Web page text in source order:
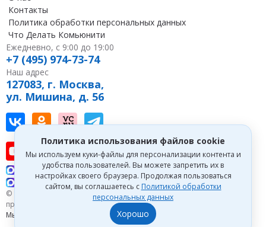
Политика использования файлов cookie
Мы используем куки-файлы для персонализации контента и
удобства пользователей. Вы можете запретить их в
настройках своего браузера. Продолжая пользоваться
сайтом, вы соглашаетесь с Политикой обработки
персональных данных
Хорошо
Контакты
Политика обработки персональных данных
Что Делать Комьюнити
Ежедневно, с 9:00 до 19:00
+7 (495) 974-73-74
Наш адрес
127083, г. Москва,
ул. Мишина, д. 56
Наш канал в Вконтакте
Наш канал на youtube
Наша группа в однокласниках
Наш канал в tenchat
Наш канал на vc
Наш профиль на дзен
Наш канал в Telegram
Что делать Консалт
Что делать Экспертум
© 1993—2026 Первый Дом Консалтинга «Что делать Консалт». Все
права защищены.
Мы зарегистрированы на
Портале поставщиков